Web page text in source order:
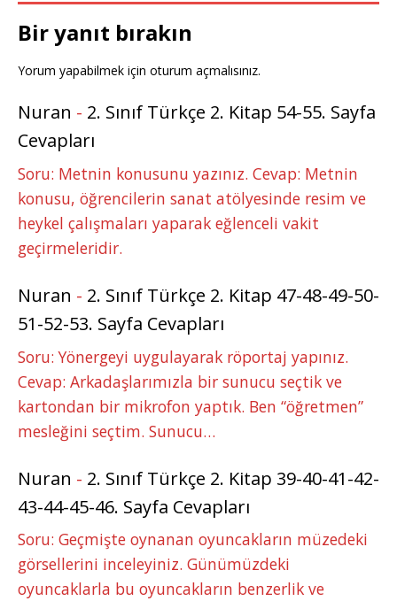
Bir yanıt bırakın
Yorum yapabilmek için oturum açmalısınız.
Nuran - 2. Sınıf Türkçe 2. Kitap 54-55. Sayfa
Cevapları
Soru: Metnin konusunu yazınız. Cevap: Metnin
konusu, öğrencilerin sanat atölyesinde resim ve
heykel çalışmaları yaparak eğlenceli vakit
geçirmeleridir.
Nuran - 2. Sınıf Türkçe 2. Kitap 47-48-49-50-
51-52-53. Sayfa Cevapları
Soru: Yönergeyi uygulayarak röportaj yapınız.
Cevap: Arkadaşlarımızla bir sunucu seçtik ve
kartondan bir mikrofon yaptık. Ben “öğretmen”
mesleğini seçtim. Sunucu…
Nuran - 2. Sınıf Türkçe 2. Kitap 39-40-41-42-
43-44-45-46. Sayfa Cevapları
Soru: Geçmişte oynanan oyuncakların müzedeki
görsellerini inceleyiniz. Günümüzdeki
oyuncaklarla bu oyuncakların benzerlik ve